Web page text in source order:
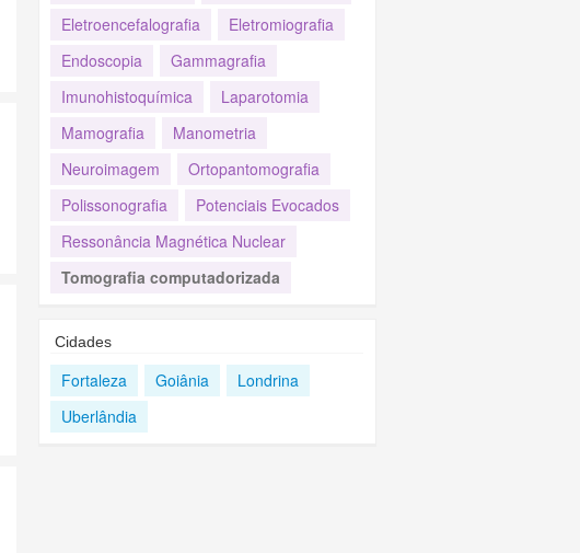
Eletroencefalografia
Eletromiografia
Endoscopia
Gammagrafia
Imunohistoquímica
Laparotomia
Mamografia
Manometria
Neuroimagem
Ortopantomografia
Polissonografia
Potenciais Evocados
Ressonância Magnética Nuclear
Tomografia computadorizada
Cidades
Fortaleza Goiânia
Londrina
Uberlândia